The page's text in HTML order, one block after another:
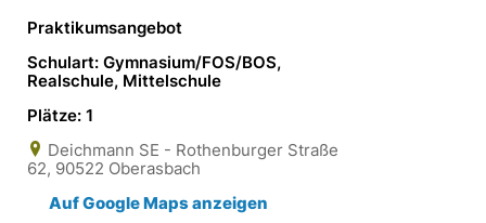
Praktikumsangebot
Schulart: Gymnasium/FOS/BOS,
Realschule, Mittelschule
Plätze: 1
Deichmann SE - Rothenburger Straße
62, 90522 Oberasbach
Auf Google Maps anzeigen